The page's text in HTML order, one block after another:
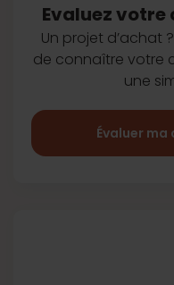
Evaluez
Un projet d’achat
de connaître votre
une
Évaluer